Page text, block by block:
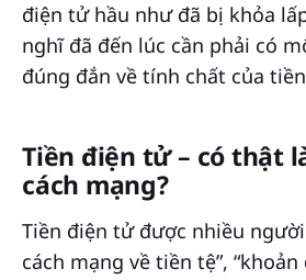
điện tử hầu như đã bị khỏa
nghĩ đã đến lúc cần phải có
đúng đắn về tính chất của
Tiền điện tử – có thật
cách mạng?
Tiền điện tử được nhiều người
cách mạng về tiền tệ”,